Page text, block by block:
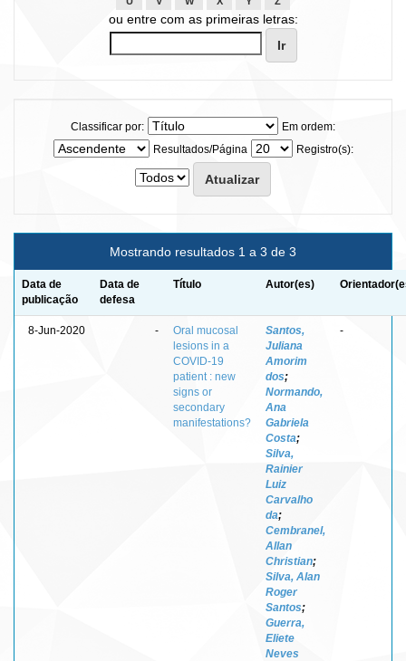
ou entre com as primeiras letras:
Classificar por:
Em ordem:
Resultados/Página
Registro(s):
Mostrando resultados 1 a 3 de 3
Data de
publicação
Data de
defesa
Título Autor(es)
8-Jun-2020 -
Oral mucosal
lesions in a
COVID-19
patient : new
signs or
secondary
manifestations?
Santos,
Juliana
Amorim
dos;
Normando,
Ana
Gabriela
Costa;
Silva,
Rainier
Luiz
Carvalho
da;
Cembranel,
Allan
Christian;
Silva, Alan
Roger
Santos;
Guerra,
Eliete
Neves
-